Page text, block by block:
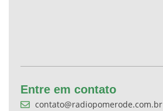
Entre em contato
contato@radiopomerode.com.br